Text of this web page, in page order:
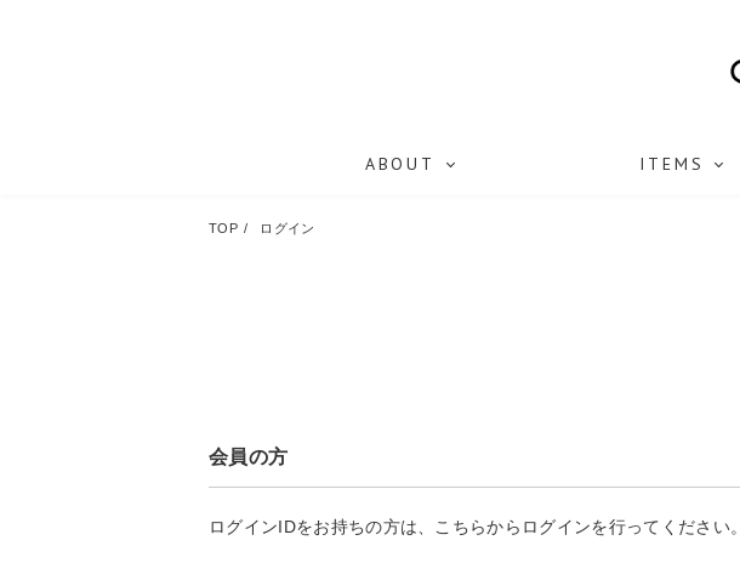
ABOUT ITEMS
TOP ログイン
会員の方
ログインIDをお持ちの方は、こちらからログインを行ってください。